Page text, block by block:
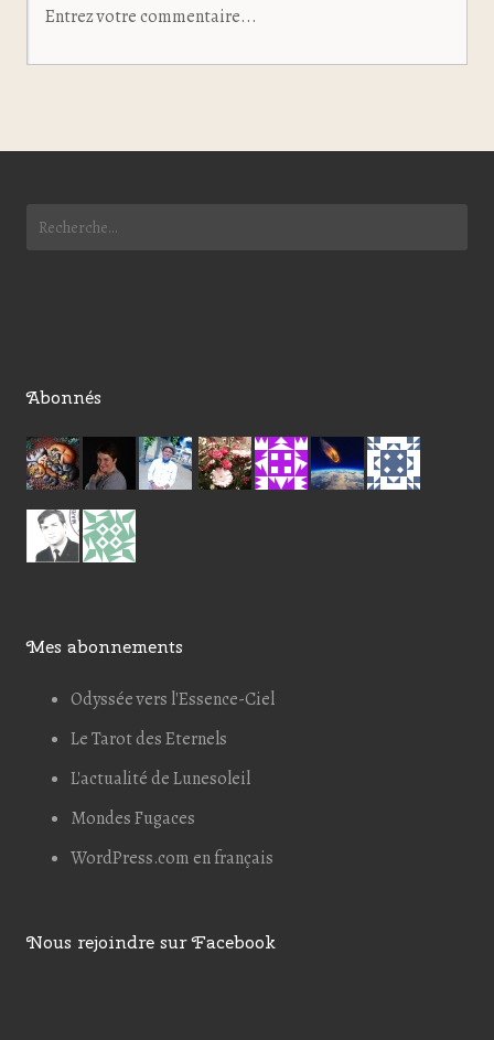
Abonnés
Mes abonnements
Odyssée vers l'Essence-Ciel
Le Tarot des Eternels
L'actualité de Lunesoleil
Mondes Fugaces
WordPress.com en français
Nous rejoindre sur Facebook